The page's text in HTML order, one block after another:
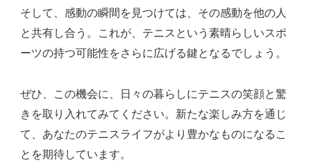
そして、感動の瞬間を見つけては、その感動を他の人
と共有し合う。これが、テニスという素晴らしいスポ
ーツの持つ可能性をさらに広げる鍵となるでしょう。
ぜひ、この機会に、日々の暮らしにテニスの笑顔と驚
きを取り入れてみてください。新たな楽しみ方を通じ
て、あなたのテニスライフがより豊かなものになるこ
とを期待しています。